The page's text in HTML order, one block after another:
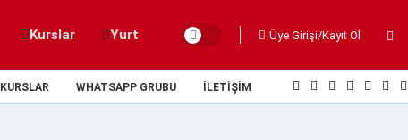
Kurslar Yurt Üye Girişi/Kayıt Ol
KURSLAR WHATSAPP GRUBU İLETIŞIM